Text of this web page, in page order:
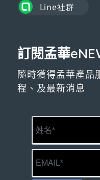
訂閱孟華
隨時獲得孟華產品
程、及最新消息